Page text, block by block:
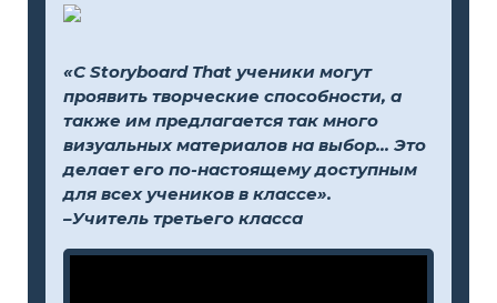
«С Storyboard That ученики могут
проявить творческие способности, а
также им предлагается так много
визуальных материалов на выбор... Это
делает его по-настоящему доступным
для всех учеников в классе».
–Учитель третьего класса